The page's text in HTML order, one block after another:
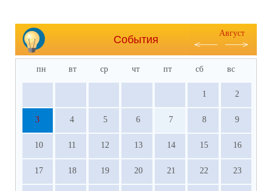
События
Август
пн вт ср чт пт сб вс
1 2
3 4 5 6 7 8 9
10 11 12 13 14 15 16
17 18 19 20 21 22 23